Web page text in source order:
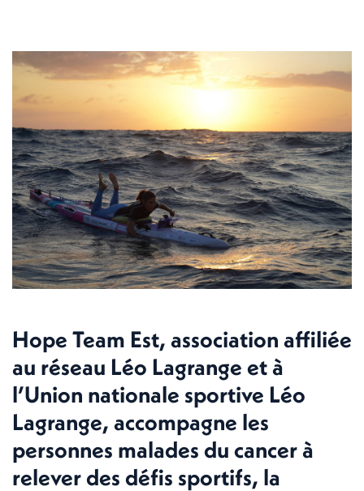
Hope Team Est, association affiliée
au réseau Léo Lagrange et à
l’Union nationale sportive Léo
Lagrange, accompagne les
personnes malades du cancer à
relever des défis sportifs, la